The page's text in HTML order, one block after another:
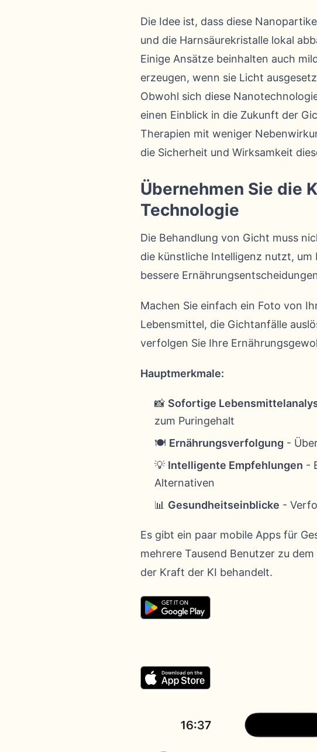
Die Idee ist, dass diese
und die Harnsäurekristalle lokal
Einige Ansätze beinhalten auch
erzeugen, wenn sie Licht
Obwohl sich diese
einen Einblick in die Zukunft der
Therapien mit weniger
die Sicherheit und Wirksamkeit
Übernehmen Sie die
Technologie
Die Behandlung von Gicht muss
die künstliche Intelligenz nutzt,
bessere
Machen Sie einfach ein Foto von
Lebensmittel, die Gichtanfälle
verfolgen Sie Ihre
Hauptmerkmale:
📸 Sofortige
zum Puringehalt
🍽️ Ernährungsverfolgung -
💡 Intelligente Empfehlungen -
Alternativen
📊 Gesundheitseinblicke -
Es gibt ein paar mobile Apps für
mehrere Tausend Benutzer zu
der Kraft der KI behandelt.